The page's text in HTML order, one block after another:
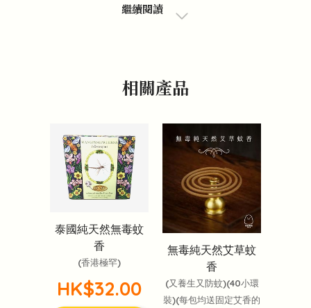
繼續閱讀
相關產品
泰國純天然無毒蚊
香
(香港極罕)
HK$32.00
無毒純天然艾草蚊
香
(又養生又防蚊)(40小環
裝)(每包均送固定艾香的